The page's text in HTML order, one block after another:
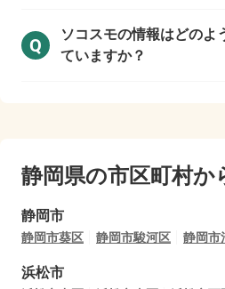
Q
ソコスモの情報はどのよ
ていますか？
静岡県の市区町村か
静岡市
静岡市葵区 静岡市駿河区 静岡市
浜松市